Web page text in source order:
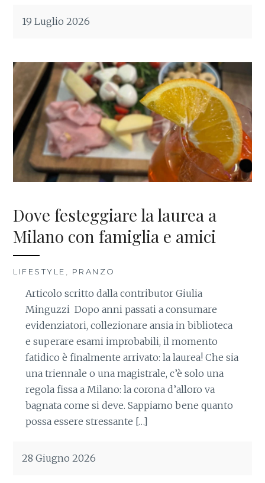
19 Luglio 2026
Dove festeggiare la laurea a
Milano con famiglia e amici
LIFESTYLE PRANZO
Articolo scritto dalla contributor Giulia
Minguzzi Dopo anni passati a consumare
evidenziatori, collezionare ansia in biblioteca
e superare esami improbabili, il momento
fatidico è finalmente arrivato: la laurea! Che sia
una triennale o una magistrale, c’è solo una
regola fissa a Milano: la corona d’alloro va
bagnata come si deve. Sappiamo bene quanto
possa essere stressante […]
28 Giugno 2026